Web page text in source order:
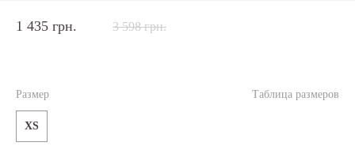
1 435 грн. 3 598 грн.
Таблица размеров
Размер
XS